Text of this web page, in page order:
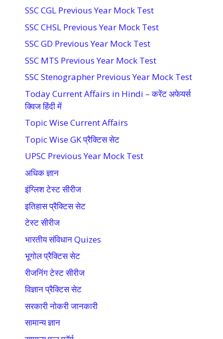
SSC CGL Previous Year Mock Test
SSC CHSL Previous Year Mock Test
SSC GD Previous Year Mock Test
SSC MTS Previous Year Mock Test
SSC Stenographer Previous Year Mock Test
Today Current Affairs in Hindi – करेंट अफेयर्स
क्विज हिंदी में
Topic Wise Current Affairs
Topic Wise GK प्रैक्टिस सेट
UPSC Previous Year Mock Test
अधिक ज्ञान
इंग्लिश टेस्ट सीरीज
इतिहास प्रैक्टिस सेट
टेस्ट सीरीज
भारतीय संविधान Quizes
भूगोल प्रैक्टिस सेट
रीजनिंग टेस्ट सीरीज
विज्ञान प्रैक्टिस सेट
सरकारी नोकरी जानकारी
सामान्य ज्ञान